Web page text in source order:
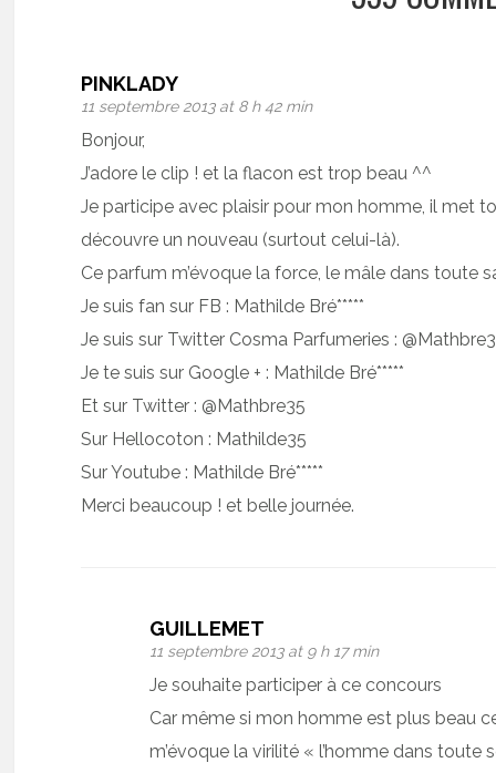
PINKLADY
11 septembre 2013 at 8 h 42 min
Bonjour,
J’adore le clip ! et la flacon est trop beau ^^
Je participe avec plaisir pour mon homme, il met
découvre un nouveau (surtout celui-là).
Ce parfum m’évoque la force, le mâle dans toute
Je suis fan sur FB : Mathilde Bré*****
Je suis sur Twitter Cosma Parfumeries :
Je te suis sur Google + : Mathilde Bré*****
Et sur Twitter : @Mathbre35
Sur Hellocoton : Mathilde35
Sur Youtube : Mathilde Bré*****
Merci beaucoup ! et belle journée.
GUILLEMET
11 septembre 2013 at 9 h 17 min
Je souhaite participer à ce concours
Car même si mon homme est plus beau
m’évoque la virilité « l’homme dans toute